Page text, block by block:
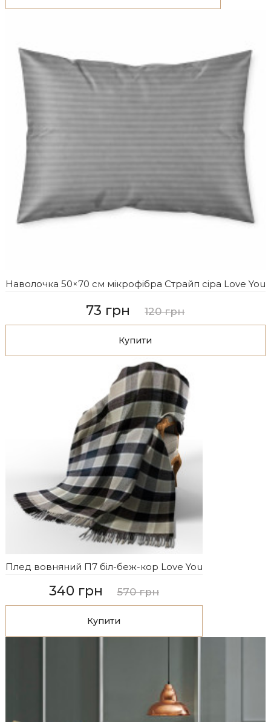
Наволочка 50×70 см мікрофібра Страйп сіра Love You
73 грн 120 грн
Купити
Плед вовняний П7 біл-беж-кор Love You
340 грн 570 грн
Купити